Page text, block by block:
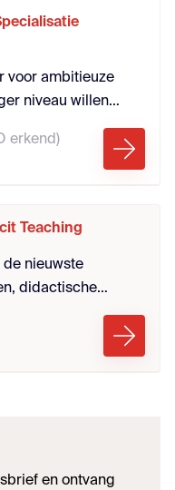
voor ambitieuze
niveau willen
en versterkt
Ideaal voor
erkend)
Teaching
nieuwste
didactische
componenten.
en ontvang